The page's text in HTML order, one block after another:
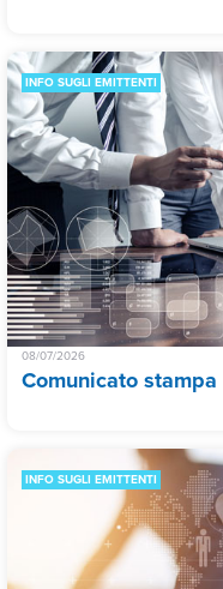
INFO SUGLI EMITTENTI
08/07/2026
Comunicato
INFO SUGLI EMITTENTI